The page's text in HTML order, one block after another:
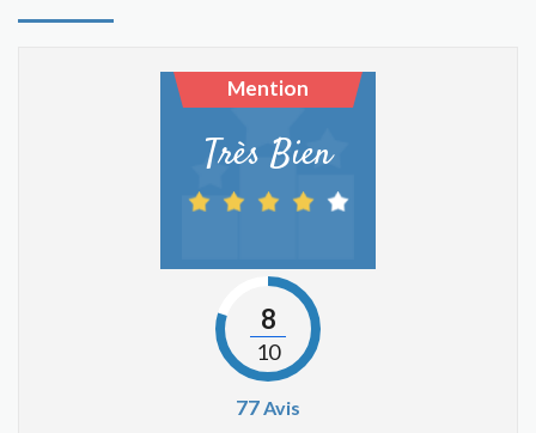
Mention
Très Bien
8
10
77Avis